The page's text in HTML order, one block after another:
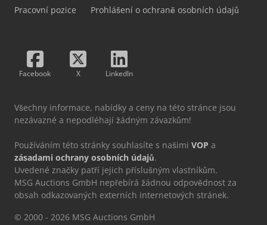
Pracovní pozice Prohlášení o ochraně osobních údajů
Facebook X LinkedIn
Všechny informace, nabídky a ceny na této stránce jsou
nezávazné a nepodléhají žádným závazkům!
Používáním této stránky souhlasíte s našimi VOP a
zásadami ochrany osobních údajů.
Uvedené značky patří jejich příslušným vlastníkům.
MSG Auctions GmbH nepřebírá žádnou odpovědnost za
obsah odkazovaných externích internetových stránek.
© 2000 - 2026 MSG Auctions GmbH